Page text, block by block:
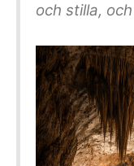
och stilla,